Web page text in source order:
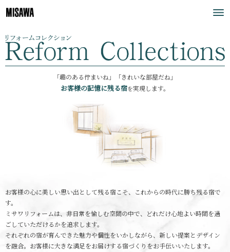
「趣のある佇まいね」「きれいな部屋だね」
お客様の記憶に残る宿を実現します。
お客様の心に美しい思い出として残る宿こそ、これからの時代に勝ち残る宿で
す。
ミサワリフォームは、非日常を愉しむ空間の中で、どれだけ心地よい時間を過
ごしていただけるかを追求します。
それぞれの宿が育んできた魅力や個性をいかしながら、新しい提案とデザイン
を融合。お客様に大きな満足をお届けする宿づくりをお手伝いいたします。